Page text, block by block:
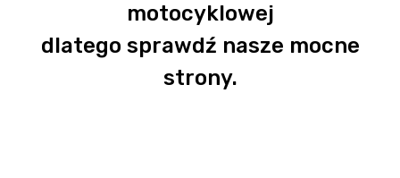
motocyklowej
dlatego sprawdź nasze mocne
strony.